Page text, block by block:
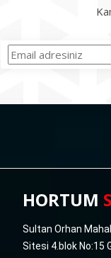
HORTUM
Sultan Orhan
Sitesi 4.blok No:15